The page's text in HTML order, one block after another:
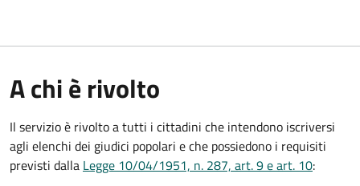
A chi è rivolto
Il servizio è rivolto a tutti i cittadini che intendono iscriversi
agli elenchi dei giudici popolari e che possiedono i requisiti
previsti dalla Legge 10/04/1951, n. 287, art. 9 e art. 10: